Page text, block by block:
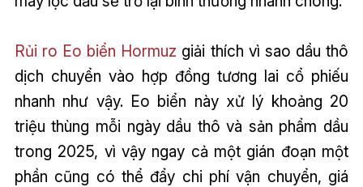
Rủi ro Eo biển Hormuz giải thích vì sao dầu thô
dịch chuyển vào hợp đồng tương lai cổ phiếu
nhanh như vậy. Eo biển này xử lý khoảng 20
triệu thùng mỗi ngày dầu thô và sản phẩm dầu
trong 2025, vì vậy ngay cả một gián đoạn một
phần cũng có thể đẩy chi phí vận chuyển, giá